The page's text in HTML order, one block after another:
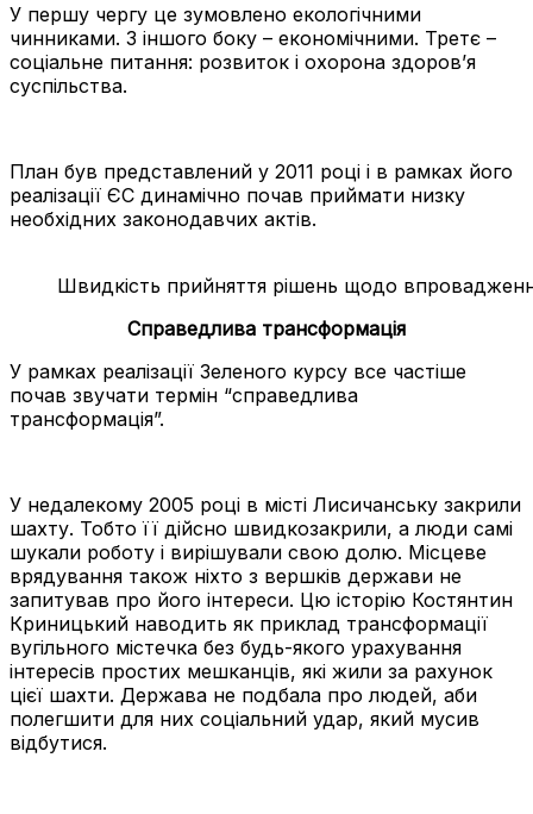
У першу чергу це зумовлено екологічними
чинниками. З іншого боку – економічними. Третє –
соціальне питання: розвиток і охорона здоров’я
суспільства.
План був представлений у 2011 році і в рамках його
реалізації ЄС динамічно почав приймати низку
необхідних законодавчих актів.
Швидкість прийняття рішень щодо
Справедлива трансформація
У рамках реалізації Зеленого курсу все частіше
почав звучати термін “справедлива
трансформація”.
У недалекому 2005 році в місті Лисичанську закрили
шахту. Тобто її дійсно швидкозакрили, а люди самі
шукали роботу і вирішували свою долю. Місцеве
врядування також ніхто з вершків держави не
запитував про його інтереси. Цю історію Костянтин
Криницький наводить як приклад трансформації
вугільного містечка без будь-якого урахування
інтересів простих мешканців, які жили за рахунок
цієї шахти. Держава не подбала про людей, аби
полегшити для них соціальний удар, який мусив
відбутися.